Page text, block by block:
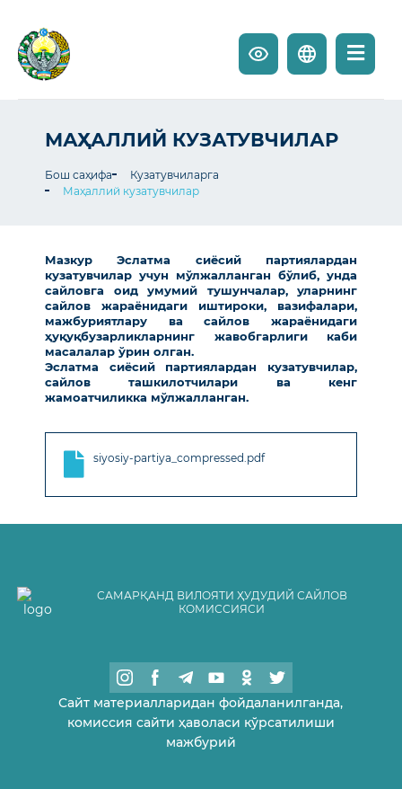
МАҲАЛЛИЙ КУЗАТУВЧИЛАР
Бош саҳифа
Кузатувчиларга
Маҳаллий кузатувчилар
Мазкур Эслатма сиёсий партиялардан
кузатувчилар учун мўлжалланган бўлиб, унда
сайловга оид умумий тушунчалар, уларнинг
сайлов жараёнидаги иштироки, вазифалари,
мажбуриятлару ва сайлов жараёнидаги
ҳуқуқбузарликларнинг жавобгарлиги каби
масалалар ўрин олган.
Эслатма сиёсий партиялардан кузатувчилар,
сайлов ташкилотчилари ва кенг
жамоатчиликка мўлжалланган.
siyosiy-partiya_compressed.pdf
САМАРҚАНД ВИЛОЯТИ ҲУДУДИЙ САЙЛОВ
КОМИССИЯСИ
Сайт материалларидан фойдаланилганда,
комиссия сайти ҳаволаси кўрсатилиши
мажбурий